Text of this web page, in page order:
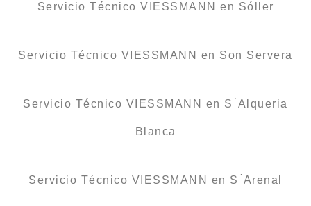
Servicio Técnico VIESSMANN en Sóller
Servicio Técnico VIESSMANN en Son Servera
Servicio Técnico VIESSMANN en S ́Alqueria
Blanca
Servicio Técnico VIESSMANN en S ́Arenal